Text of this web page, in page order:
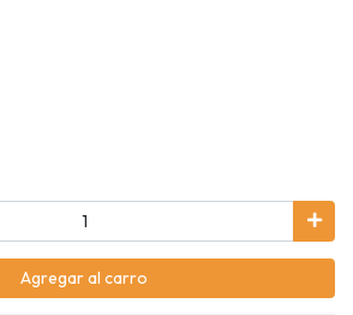
Agregar al carro